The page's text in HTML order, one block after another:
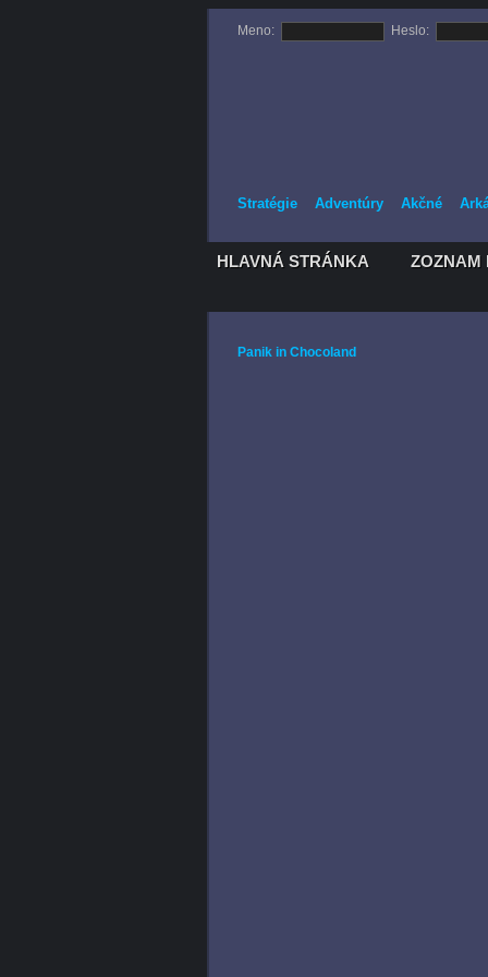
Meno: Heslo:
Stratégie Adventúry Akčné
HLAVNÁ STRÁNKA
HLAVNÁ STRÁNKA ZOZNAM
ZOZNAM
Panik in Chocoland